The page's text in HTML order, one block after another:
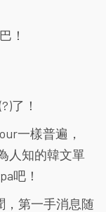
！
了！
一樣普遍，
人知的韓文單
吧！
，第一手消息随